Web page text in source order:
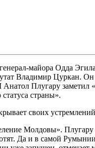
майора Одда
Владимир Цуркан.
Анатол Плугару
страны».
своих
Молдовы». Плугару
Да и в самой